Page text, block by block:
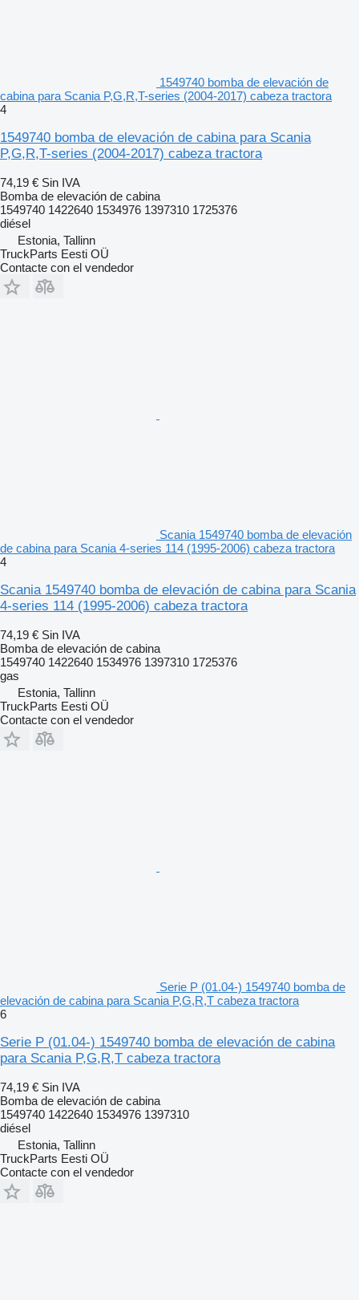
1549740 bomba de elevación de
cabina para Scania P,G,R,T-series (2004-2017) cabeza tractora
4
1549740 bomba de elevación de cabina para Scania
P,G,R,T-series (2004-2017) cabeza tractora
74,19 € Sin IVA
Bomba de elevación de cabina
1549740 1422640 1534976 1397310 1725376
diésel
Estonia, Tallinn
TruckParts Eesti OÜ
Contacte con el vendedor
Scania 1549740 bomba de elevación
de cabina para Scania 4-series 114 (1995-2006) cabeza tractora
4
Scania 1549740 bomba de elevación de cabina para Scania
4-series 114 (1995-2006) cabeza tractora
74,19 € Sin IVA
Bomba de elevación de cabina
1549740 1422640 1534976 1397310 1725376
gas
Estonia, Tallinn
TruckParts Eesti OÜ
Contacte con el vendedor
Serie P (01.04-) 1549740 bomba de
elevación de cabina para Scania P,G,R,T cabeza tractora
6
Serie P (01.04-) 1549740 bomba de elevación de cabina
para Scania P,G,R,T cabeza tractora
74,19 € Sin IVA
Bomba de elevación de cabina
1549740 1422640 1534976 1397310
diésel
Estonia, Tallinn
TruckParts Eesti OÜ
Contacte con el vendedor